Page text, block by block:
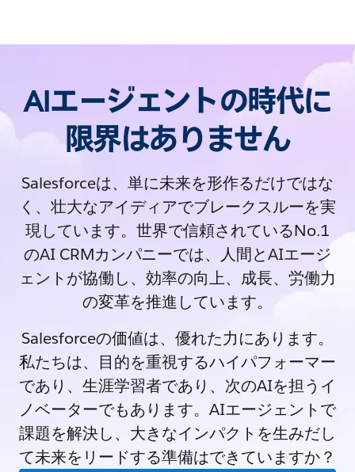
AIエージェントの時代に
限界はありません
Salesforceは、単に未来を形作るだけではな
く、壮大なアイディアでブレークスルーを実
現しています。世界で信頼されているNo.1
のAI CRMカンパニーでは、人間とAIエージ
ェントが協働し、効率の向上、成長、労働力
の変革を推進しています。
Salesforceの価値は、優れた力にあります。
私たちは、目的を重視するハイパフォーマー
であり、生涯学習者であり、次のAIを担うイ
ノベーターでもあります。AIエージェントで
課題を解決し、大きなインパクトを生みだし
て未来をリードする準備はできていますか？